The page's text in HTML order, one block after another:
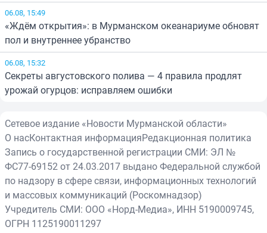
06.08, 15:49
«Ждём открытия»: в Мурманском океанариуме обновят
пол и внутреннее убранство
06.08, 15:32
Секреты августовского полива — 4 правила продлят
урожай огурцов: исправляем ошибки
Сетевое издание «Новости Мурманской области»
О насКонтактная информацияРедакционная политика
Запись о государственной регистрации СМИ: ЭЛ №
ФС77-69152 от 24.03.2017 выдано Федеральной службой
по надзору в сфере связи, информационных технологий
и массовых коммуникаций (Роскомнадзор)
Учредитель СМИ: ООО «Норд-Медиа», ИНН 5190009745,
ОГРН 1125190011297